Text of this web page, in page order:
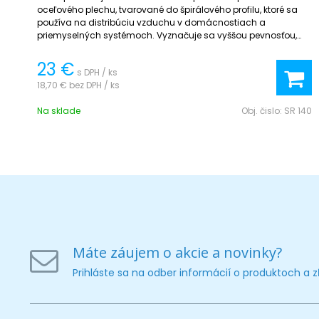
oceľového plechu, tvarované do špirálového profilu, ktoré sa
používa na distribúciu vzduchu v domácnostiach a
priemyselných systémoch. Vyznačuje sa vyššou pevnosťou,
dlhou životnosťou.
23 € s DPH / ks
18,70 € bez DPH / ks
Na sklade Obj. čislo: SR 140
Máte záujem o akcie a novinky?
Prihláste sa na odber informácií o produktoch a